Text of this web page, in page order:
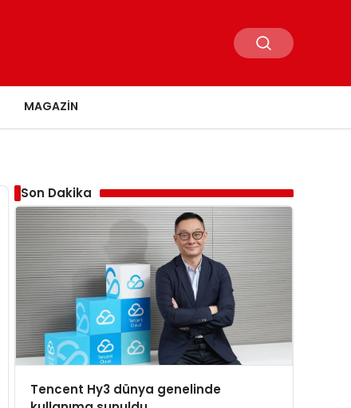
MAGAZIN
Son Dakika
Tencent Hy3 dünya genelinde